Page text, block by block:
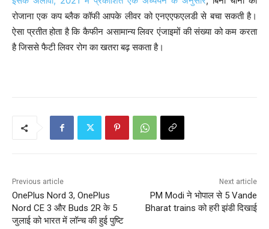
रोजाना एक कप ब्लैक कॉफी आपके लीवर को एनएएफएलडी से बचा सकती है।
ऐसा प्रतीत होता है कि कैफीन असामान्य लिवर एंजाइमों की संख्या को कम करता
है जिससे फैटी लिवर रोग का खतरा बढ़ सकता है।
a
v
Previous article
OnePlus Nord 3, OnePlus
Nord CE 3 और Buds 2R के 5
जुलाई को भारत में लॉन्च की हुई पुष्टि
Next article
PM Modi ने भोपाल से 5 Vande
Bharat trains को हरी झंडी दिखाई